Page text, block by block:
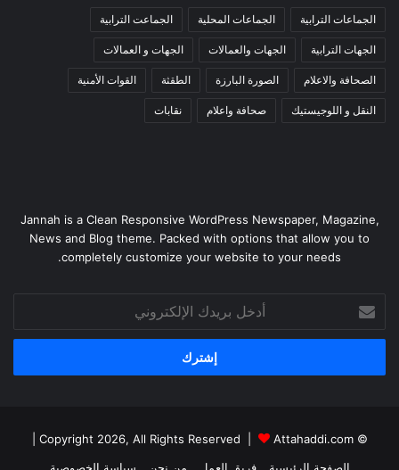
الجماعات الترابية الجماعات المحلية الجماعت الترابية
الجهات الترابية الجهات والعمالات الجهات و العمالات
الصحافة والاعلام الصورة البارزة الطقثة القوات الأمنية
النقل و اللوجيستيك صحافة واعلام نقابات
Jannah is a Clean Responsive WordPress Newspaper, Magazine,
News and Blog theme. Packed with options that allow you to
completely customize your website to your needs.
بريدك
الإلكتروني
© Copyright 2026, All Rights Reserved |
Attahaddi.com